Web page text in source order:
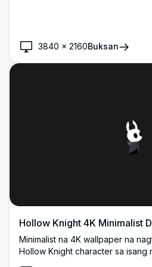
3840 × 2160Buksan
Hollow Knight 4K Minimalist
Minimalist na 4K wallpaper na
Hollow Knight character sa isang